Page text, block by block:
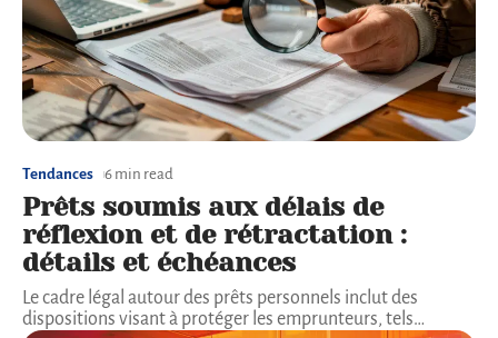
Tendances 6 min read
Prêts soumis aux délais de
réflexion et de rétractation :
détails et échéances
Le cadre légal autour des prêts personnels inclut des
dispositions visant à protéger les emprunteurs, tels…